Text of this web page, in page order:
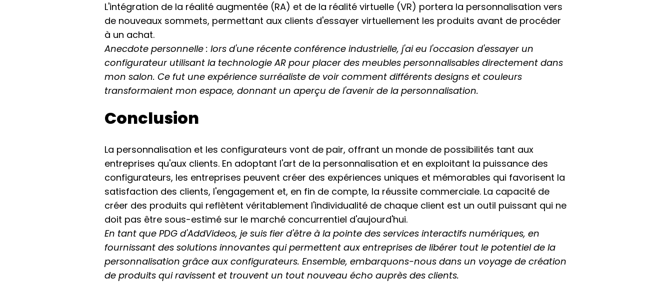
L'intégration de la réalité augmentée (RA) et de la réalité virtuelle (VR) portera la personnalisation vers
de nouveaux sommets, permettant aux clients d'essayer virtuellement les produits avant de procéder
à un achat.
Anecdote personnelle : lors d'une récente conférence industrielle, j'ai eu l'occasion d'essayer un
configurateur utilisant la technologie AR pour placer des meubles personnalisables directement dans
mon salon. Ce fut une expérience surréaliste de voir comment différents designs et couleurs
transformaient mon espace, donnant un aperçu de l'avenir de la personnalisation.
Conclusion
La personnalisation et les configurateurs vont de pair, offrant un monde de possibilités tant aux
entreprises qu'aux clients. En adoptant l'art de la personnalisation et en exploitant la puissance des
configurateurs, les entreprises peuvent créer des expériences uniques et mémorables qui favorisent la
satisfaction des clients, l'engagement et, en fin de compte, la réussite commerciale. La capacité de
créer des produits qui reflètent véritablement l'individualité de chaque client est un outil puissant qui ne
doit pas être sous-estimé sur le marché concurrentiel d'aujourd'hui.
En tant que PDG d'AddVideos, je suis fier d'être à la pointe des services interactifs numériques, en
fournissant des solutions innovantes qui permettent aux entreprises de libérer tout le potentiel de la
personnalisation grâce aux configurateurs. Ensemble, embarquons-nous dans un voyage de création
de produits qui ravissent et trouvent un tout nouveau écho auprès des clients.